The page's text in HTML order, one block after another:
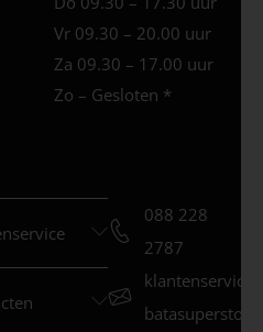
Vr 09.30 – 20.00 uur
Za 09.30 – 17.00 uur
Zo – Gesloten *
088 228
2787